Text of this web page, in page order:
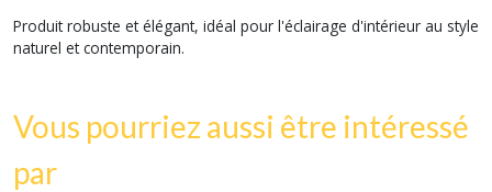
Produit robuste et élégant, idéal pour l'éclairage d'intérieur au style
naturel et contemporain.
Vous pourriez aussi être intéressé
par